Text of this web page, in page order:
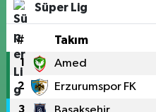
Süper Lig
# Takım
1 Amed
2 Erzurumspor FK
3